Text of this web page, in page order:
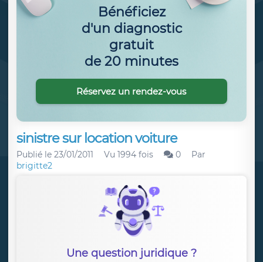
sinistre sur location voiture
Publié le 23/01/2011 Vu 1994 fois 0
Par
brigitte2
Une question juridique ?
Bénéficiez
d'un diagnostic
gratuit
de 20 minutes
Réservez un rendez-vous